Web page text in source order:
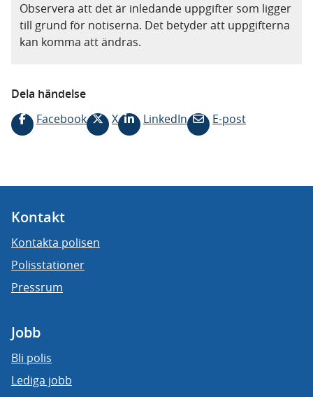
Observera att det är inledande uppgifter som ligger
till grund för notiserna. Det betyder att uppgifterna
kan komma att ändras.
Dela händelse
Facebook
X LinkedIn E-post
Kontakt
Kontakta polisen
Polisstationer
Pressrum
Jobb
Bli polis
Lediga jobb